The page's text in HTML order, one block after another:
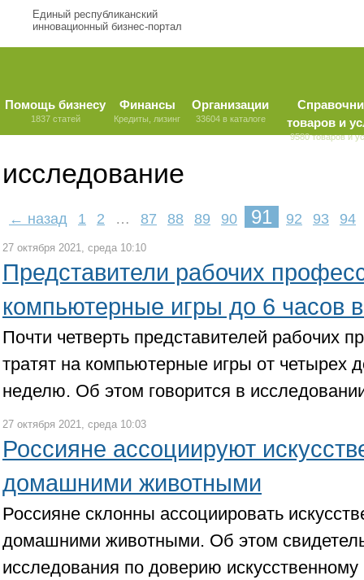
Единый республиканский
инновационный бизнес-портал
Помощь бизнесу
1837 статей
Финансы
Кредиты, лизинг
Организации
33604 в каталоге
товаров и
9580 товаров и
исследование
← назад 1 2 … 87 88 89 90 91 92 93 94
27 октября 2021, среда 10:10
Представители рабочих
компьютерные игры до 6 часов
Почти четверть представителей рабочих
тратят на компьютерные игры от четырех
неделю. Об этом говорится в
27 октября 2021, среда 10:03
Россияне ассоциируют
домашними животными
Россияне склонны ассоциировать
домашними животными. Об этом
исследования по доверию